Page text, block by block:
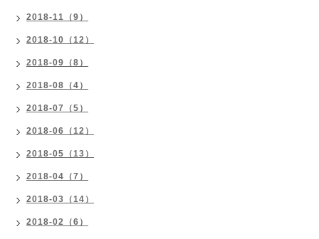
2018-11（9）
2018-10（12）
2018-09（8）
2018-08（4）
2018-07（5）
2018-06（12）
2018-05（13）
2018-04（7）
2018-03（14）
2018-02（6）